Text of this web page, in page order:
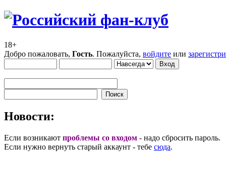
18+
Добро пожаловать, Гость. Пожалуйста, войдите или
Новости:
Если возникают проблемы со входом - надо сбросить пароль.
Если нужно вернуть старый аккаунт - тебе сюда.